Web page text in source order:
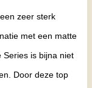
zeer sterk
met een matte
Series is bijna niet
Door deze top